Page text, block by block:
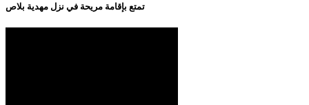
تمتع بإقامة مريحة في نزل مهدية بلاص